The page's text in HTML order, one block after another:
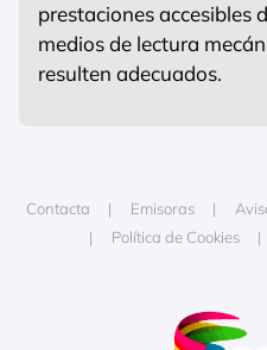
prestaciones accesibles
medios de lectura
resulten adecuados.
Contacta Emisoras
Política de Cookies